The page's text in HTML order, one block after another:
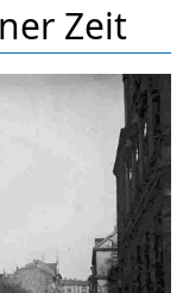
Zeit